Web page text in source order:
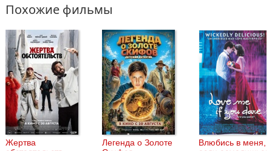
Похожие фильмы
Жертва
Легенда о Золоте
Влюбись в меня,